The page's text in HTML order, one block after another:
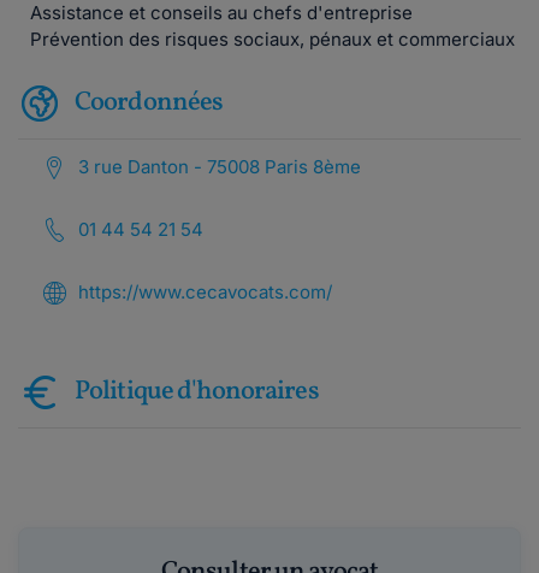
Assistance et conseils au chefs d'entreprise
Prévention des risques sociaux, pénaux et commerciaux
Coordonnées
3 rue Danton - 75008 Paris 8ème
01 44 54 21 54
https://www.cecavocats.com/
Politique d'honoraires